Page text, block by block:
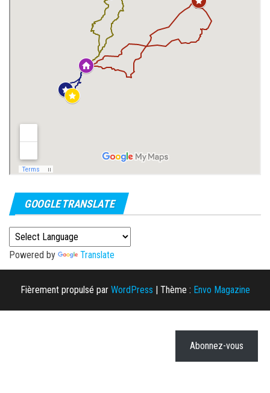
GOOGLE TRANSLATE
Powered by Translate
Fièrement propulsé par WordPress | Thème : Envo Magazine
Abonnez-vous